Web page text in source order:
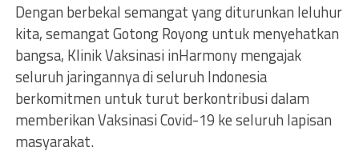
Dengan berbekal semangat yang diturunkan leluhur
kita, semangat Gotong Royong untuk menyehatkan
bangsa, Klinik Vaksinasi inHarmony mengajak
seluruh jaringannya di seluruh Indonesia
berkomitmen untuk turut berkontribusi dalam
memberikan Vaksinasi Covid-19 ke seluruh lapisan
masyarakat.